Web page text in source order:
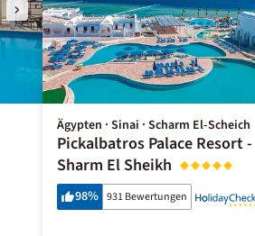
Ägypten · Sinai · Scharm El-Scheich
Pickalbatros Palace Resort -
Sharm El Sheikh
98% 931 Bewertungen